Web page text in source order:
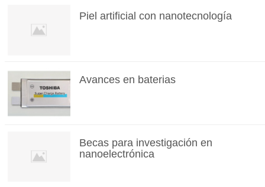
Piel artificial con nanotecnología
Avances en baterias
Becas para investigación en
nanoelectrónica